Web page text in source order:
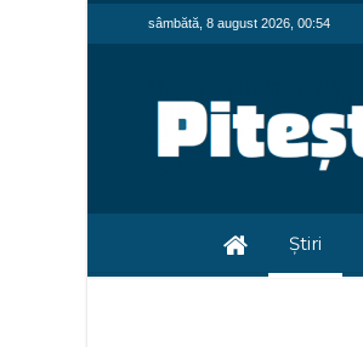
sâmbătă, 8 august 2026, 00:54
Știri